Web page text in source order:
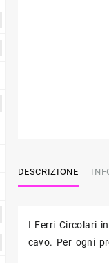
DESCRIZIONE
I Ferri Circolari
cavo. Per ogni